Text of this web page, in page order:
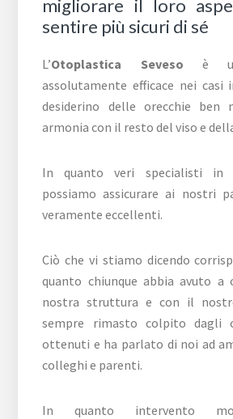
migliorare il loro
sentire più sicuri di sé
L’Otoplastica Seveso è un
assolutamente efficace nei casi
desiderino delle orecchie ben
armonia con il resto del viso e
In quanto veri specialisti in
possiamo assicurare ai nostri
veramente eccellenti.
Ciò che vi stiamo dicendo
quanto chiunque abbia avuto a
nostra struttura e con il
sempre rimasto colpito dagli
ottenuti e ha parlato di noi ad
colleghi e parenti.
In quanto intervento